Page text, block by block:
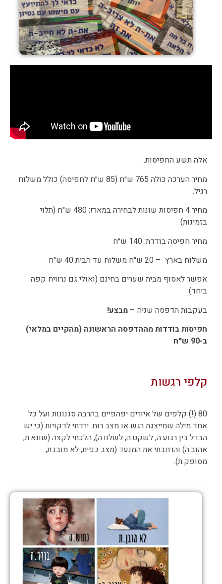
אלה תשע החפיסות.
מחיר הערכה כולה 765 ש״ח (85 ש״ח לחפיסה) כולל משלוח
רגיל.
מחיר 4 חפיסות שונות לבחירה במארז: 480 ש״ח (תלוי
בזמינות)
מחיר חפיסה בודדת: 140 ש״ח
משלוח בארץ – 20 ש״ח משלוח עד הבית 40 ש״ח
אפשר לאסוף מבית שערים בחינם (ואולי גם נרוויח קפה
ביחד)
בעקבות הדפסה שניה – מבצע!
חפיסות בודדות מההדפסה הראשונה (מהקיים במלאי)
ב-90 ש״ח
קלפי רגשות
80 (!) קלפים של איורים יפהפיים בהרבה סגנונות ועל כל
אחד מילה שמייצגת רגש או מצב רוח. ירדתי לדקויות (כי יש
הבדל בין רגוע.ה, לשקט.ה, לשלוו.ה), הלכתי לקצה (שונא.ת,
אהוב.ה) והרחבתי את המנעד (מצב כפית, לא מובנ.ת,
מסופק.ת).